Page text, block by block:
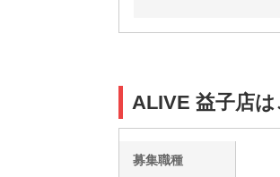
ALIVE 益子店は
募集職種